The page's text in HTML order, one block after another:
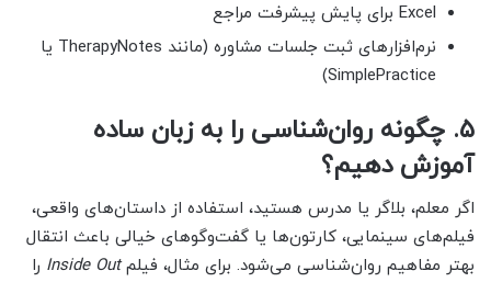
Excel برای پایش پیشرفت مراجع
نرم‌افزارهای ثبت جلسات مشاوره (مانند TherapyNotes یا
SimplePractice)
۵. چگونه روان‌شناسی را به زبان ساده
آموزش دهیم؟
اگر معلم، بلاگر یا مدرس هستید، استفاده از داستان‌های واقعی،
فیلم‌های سینمایی، کارتون‌ها یا گفت‌وگوهای خیالی باعث انتقال
بهتر مفاهیم روان‌شناسی می‌شود. برای مثال، فیلمInside Out را